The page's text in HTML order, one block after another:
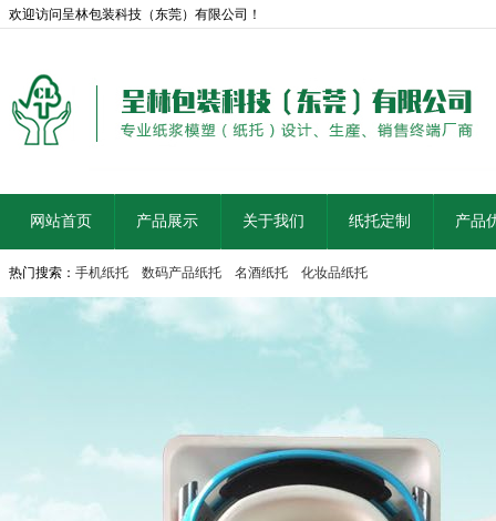
欢迎访问呈林包装科技（东莞）有限公司！
网站首页 产品展示 关于我们 纸托定制 产品
热门搜索： 手机纸托 数码产品纸托 名酒纸托 化妆品纸托